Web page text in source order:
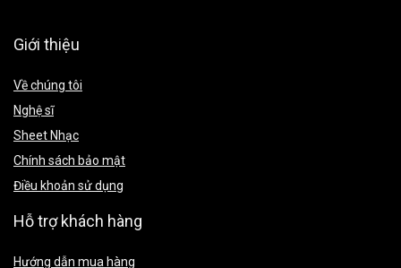
Giới thiệu
Về chúng tôi
Nghệ sĩ
Sheet Nhạc
Chính sách bảo mật
Điều khoản sử dụng
Hỗ trợ khách hàng
Hướng dẫn mua hàng